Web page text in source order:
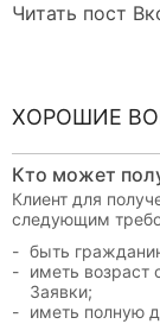
Читать пост
ХОРОШИЕ
Кто может
Клиент для
следующим
быть
иметь возраст
Заявки;
иметь полную